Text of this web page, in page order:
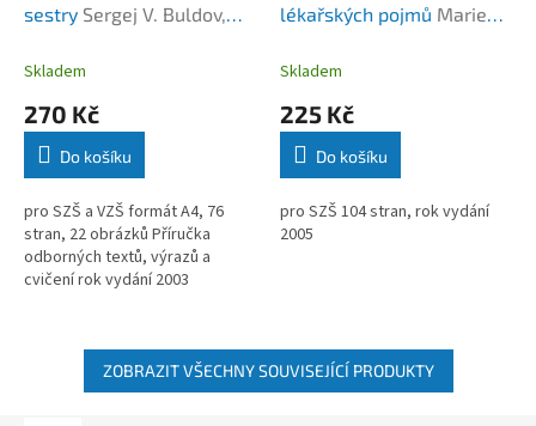
sestry Sergej V. Buldov,
Skladem
270 Kč
Do košíku
pro SZŠ a VZŠ formát A4, 76
stran, 22 obrázků Příručka
odborných textů, výrazů a
cvičení rok vydání 2003
lékařských pojmů Marie
Skladem
225 Kč
Do košíku
pro SZŠ 104 stran, rok vydání
2005
ZOBRAZIT VŠECHNY SOUVISEJÍCÍ PRODUKTY